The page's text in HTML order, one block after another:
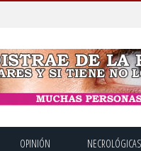
OPINIÓN NECROLÓGICAS